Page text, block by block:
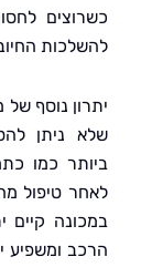
לחסוך זמן
החיוביות על
נוסף של מכונת
להסיר
כמו כתמי קפה
טיפול מחושב
קיים יתרון
ומשפיע ישירות